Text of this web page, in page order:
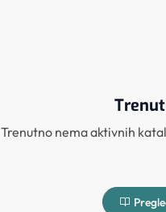
Trenutno nema aktivnih